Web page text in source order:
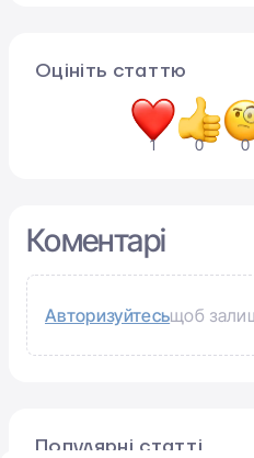
Оцініть статтю
1 0 0
Коментарі
Авторизуйтесьщоб
Популярні статті